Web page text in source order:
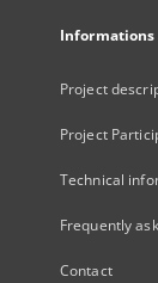
Informations
Project
Project
Technical
Frequently
Contact